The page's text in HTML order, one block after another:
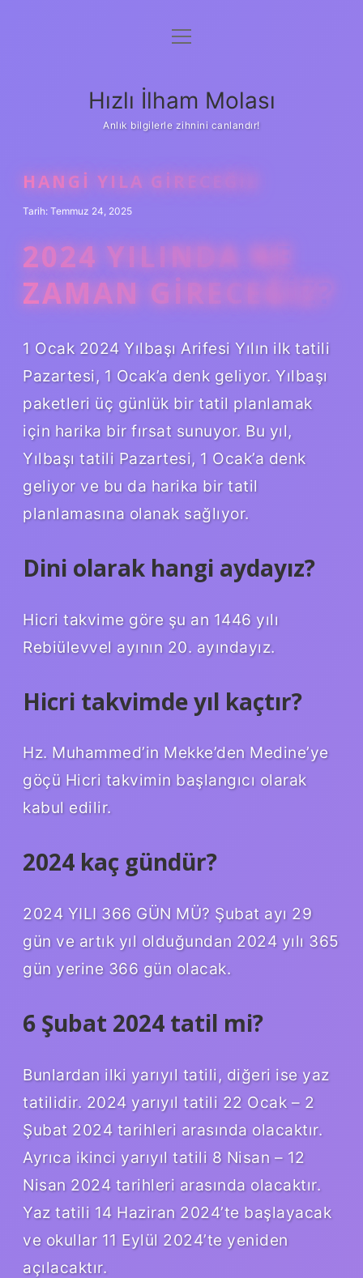
Anasayfa
Yasal Uyarı
menüyü
Hızlı İlham Molası
Anlık bilgilerle zihnini canlandır!
HANGI YILA GIRECEĞIZ
Tarih: Temmuz 24, 2025
2024 YILINDA NE
ZAMAN GIRECEĞIZ?
1 Ocak 2024 Yılbaşı Arifesi Yılın ilk tatili
Pazartesi, 1 Ocak’a denk geliyor. Yılbaşı
paketleri üç günlük bir tatil planlamak
için harika bir fırsat sunuyor. Bu yıl,
Yılbaşı tatili Pazartesi, 1 Ocak’a denk
geliyor ve bu da harika bir tatil
planlamasına olanak sağlıyor.
Dini olarak hangi aydayız?
Hicri takvime göre şu an 1446 yılı
Rebiülevvel ayının 20. ayındayız.
Hicri takvimde yıl kaçtır?
Hz. Muhammed’in Mekke’den Medine’ye
göçü Hicri takvimin başlangıcı olarak
kabul edilir.
2024 kaç gündür?
2024 YILI 366 GÜN MÜ? Şubat ayı 29
gün ve artık yıl olduğundan 2024 yılı 365
gün yerine 366 gün olacak.
6 Şubat 2024 tatil mi?
Bunlardan ilki yarıyıl tatili, diğeri ise yaz
tatilidir. 2024 yarıyıl tatili 22 Ocak – 2
Şubat 2024 tarihleri ​​arasında olacaktır.
Ayrıca ikinci yarıyıl tatili 8 Nisan – 12
Nisan 2024 tarihleri ​​arasında olacaktır.
Yaz tatili 14 Haziran 2024’te başlayacak
ve okullar 11 Eylül 2024’te yeniden
açılacaktır.